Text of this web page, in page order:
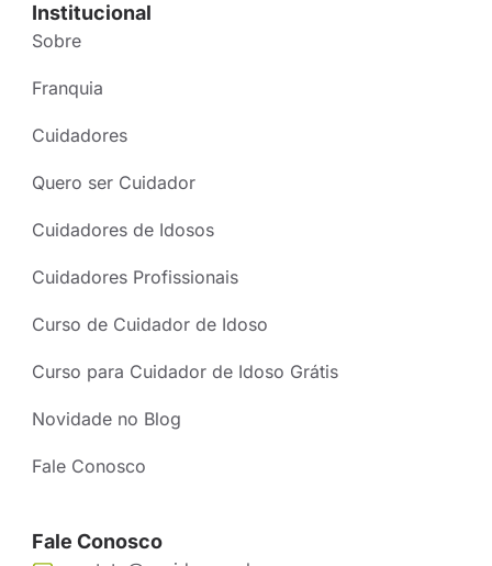
Institucional
Sobre
Franquia
Cuidadores
Quero ser Cuidador
Cuidadores de Idosos
Cuidadores Profissionais
Curso de Cuidador de Idoso
Curso para Cuidador de Idoso Grátis
Novidade no Blog
Fale Conosco
Fale Conosco